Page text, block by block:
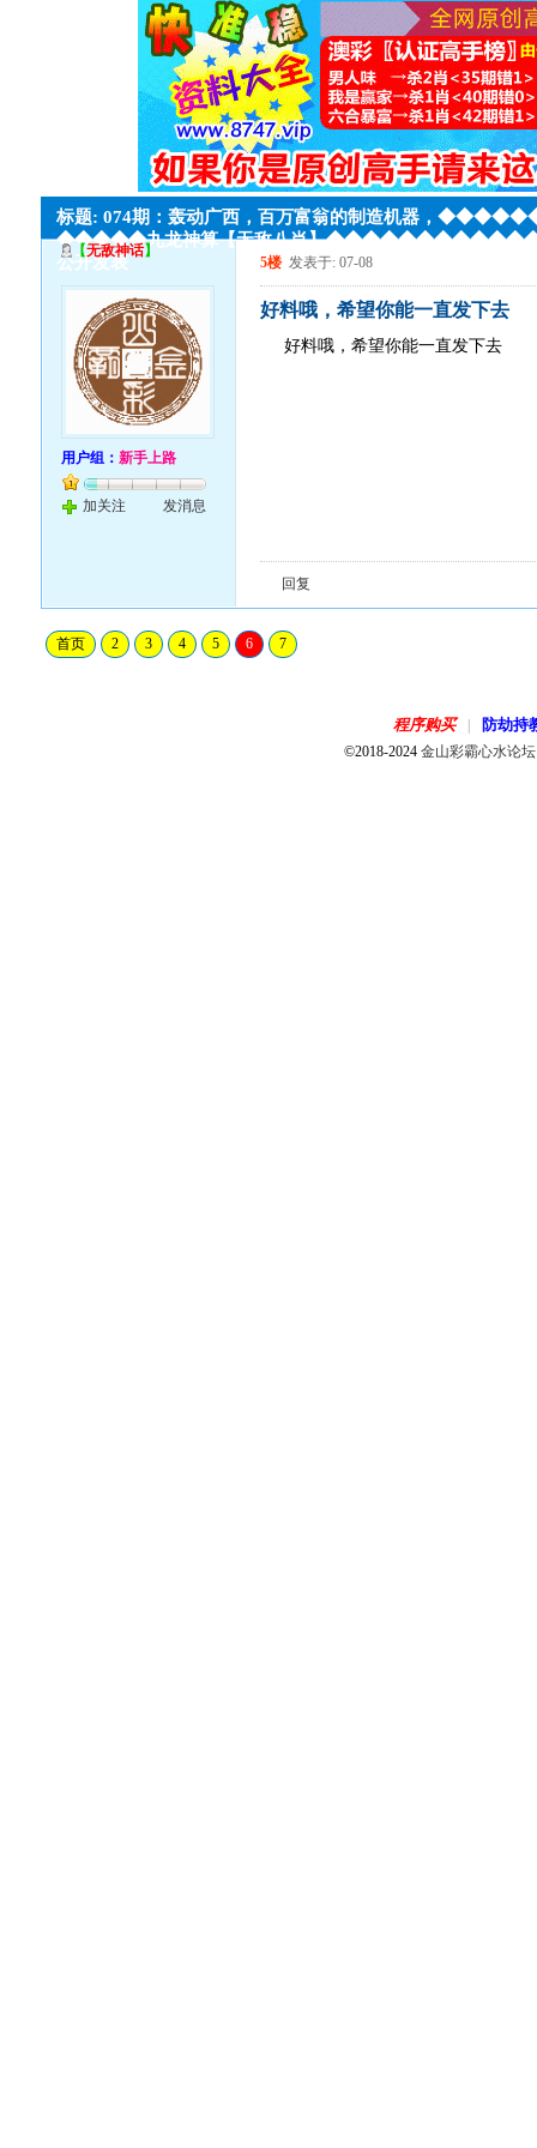
标题: 074期：轰动广西，百万富翁的制造机器，
◆◆◆◆◆九龙神算【无敌八肖】
公开发表
【无敌神话】
用户组：新手上路
加关注 发消息
5楼 发表于: 07-08
好料哦，希望你能一直发下去
好料哦，希望你能一直发下去
回复
首页 2 3 4 5 6 7
程序购买 防劫持
©2018-2024金山彩霸心水论坛